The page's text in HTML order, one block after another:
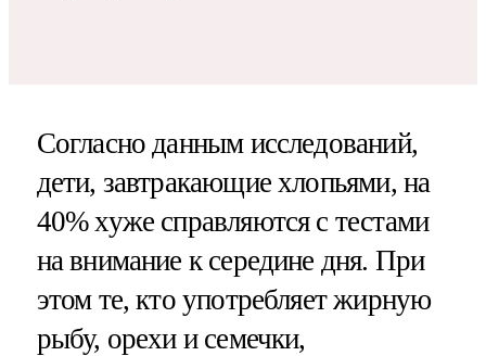
Согласно данным исследований,
дети, завтракающие хлопьями, на
40% хуже справляются с тестами
на внимание к середине дня. При
этом те, кто употребляет жирную
рыбу, орехи и семечки,